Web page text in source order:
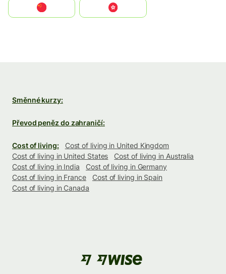
中國香港特別行政區
Směnné kurzy:
Převod peněz do zahraničí:
Cost of living:
Cost of living in United Kingdom
Cost of living in United States
Cost of living in Australia
Cost of living in India
Cost of living in Germany
Cost of living in France
Cost of living in Spain
Cost of living in Canada